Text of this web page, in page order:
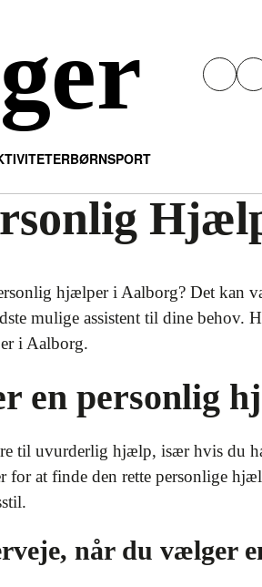
BØRNSPORT
hjælper i Aalborg? Det kan
mulige assistent til dine behov.
i Aalborg.
en personlig
til uvurderlig hjælp, især hvis du
for at finde den rette personlige
når du vælger